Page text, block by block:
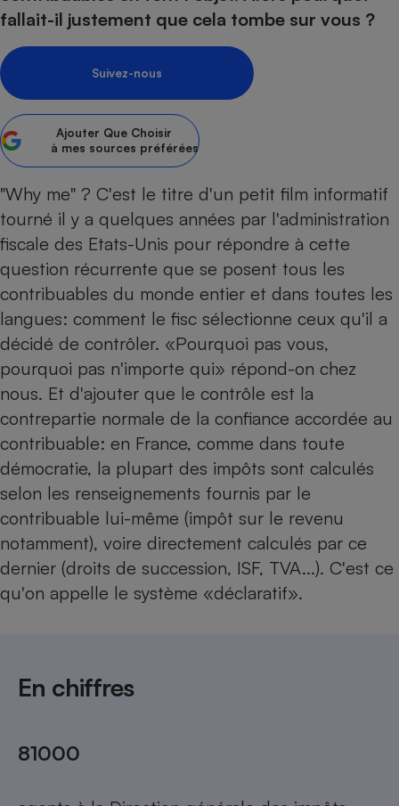
fallait-il justement que cela tombe sur vous ?
Suivez-nous
Ajouter Que Choisir
à mes sources préférées
"Why me" ? C'est le titre d'un petit film informatif
tourné il y a quelques années par l'administration
fiscale des Etats-Unis pour répondre à cette
question récurrente que se posent tous les
contribuables du monde entier et dans toutes les
langues: comment le fisc sélectionne ceux qu'il a
décidé de contrôler. «Pourquoi pas vous,
pourquoi pas n'importe qui» répond-on chez
nous. Et d'ajouter que le contrôle est la
contrepartie normale de la confiance accordée au
contribuable: en France, comme dans toute
démocratie, la plupart des impôts sont calculés
selon les renseignements fournis par le
contribuable lui-même (impôt sur le revenu
notamment), voire directement calculés par ce
dernier (droits de succession, ISF, TVA...). C'est ce
qu'on appelle le système «déclaratif».
En chiffres
81000
Sécurité - Hygiène
Supermarché - Drive
Complément
alimentaire
Assurance
Banque - Crédit
Epargne - Fiscalité
Mutuelle
Assurance emprunteur
Circulation routière
Contrôle technique -
Pièce détachée
Moto
Comparateur auto
Comparatif
Comparatif climatiseur
Comparatif aspirateur
Comparatif aspirateur
Comparatif cafetière
Comparatif robot cuiseur
Comparatif centrale
Gros électroménager
Petit électroménager -
Comparatif casque audio
Comparatif ordinateur
Comparatif ultrabook
Comparatif tablette
Image et son
Informatique
Internet
Téléphonie
Comparatif tondeuse
Aménagement
Bricolage - Jardinage
Chauffage
Produit d'entretien
Sécurité domestique
Matelas
Hygiène - Beauté
Maladie - Médecine -
Système de santé -
Mutuelle
Maison de retraite
Retraite
Choisir son fioul
Comparateur assurance emprunteur
Energie Moins Chère Ensemble
Tous les comparateurs
Toutes les cartes interactives
Speedtest - Testez le débit de votre
connexion Internet